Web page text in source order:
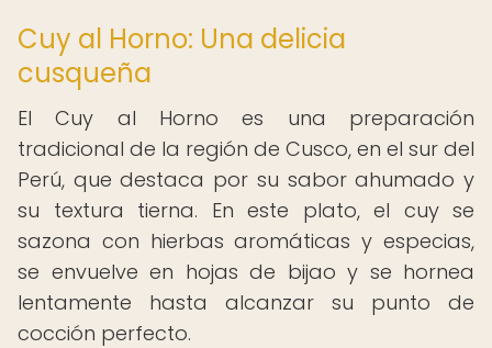
Cuy al Horno: Una delicia
cusqueña
El Cuy al Horno es una preparación
tradicional de la región de Cusco, en el sur del
Perú, que destaca por su sabor ahumado y
su textura tierna. En este plato, el cuy se
sazona con hierbas aromáticas y especias,
se envuelve en hojas de bijao y se hornea
lentamente hasta alcanzar su punto de
cocción perfecto.